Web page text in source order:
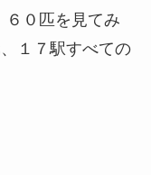
６０匹を見てみ
１７駅すべての